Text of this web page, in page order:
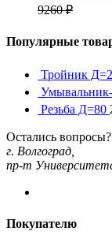
9260₽
Популярные
Тройник
Резьба Д=80
Остались
г. Волгоград,
пр-т
Покупателю